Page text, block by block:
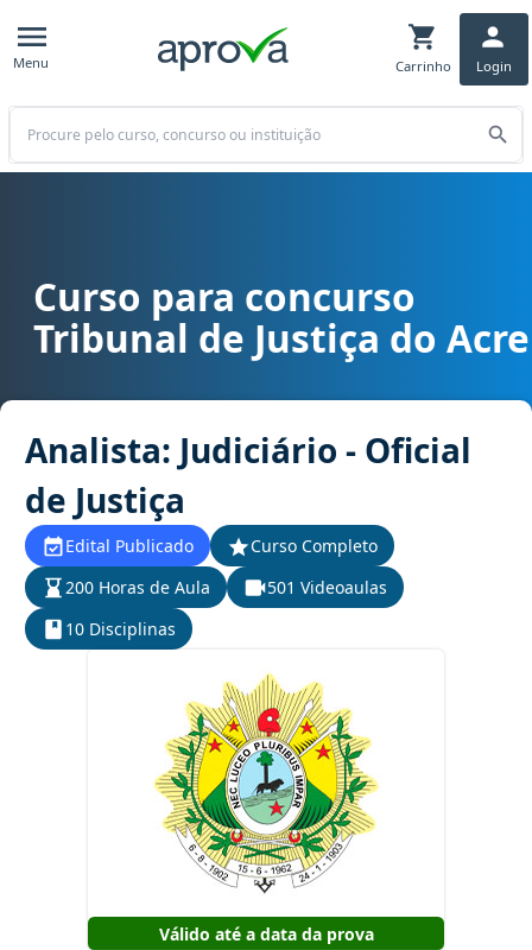
Menu Carrinho Login
Buscar
Curso para concurso TJ AC - Tribunal de Justiça do Acre cargo
Curso para concurso
Tribunal de Justiça do Acre
Analista: Judiciário - Oficial
de Justiça
Edital Publicado
Curso Completo
200 Horas de Aula
501 Videoaulas
10 Disciplinas
Válido até a data da prova